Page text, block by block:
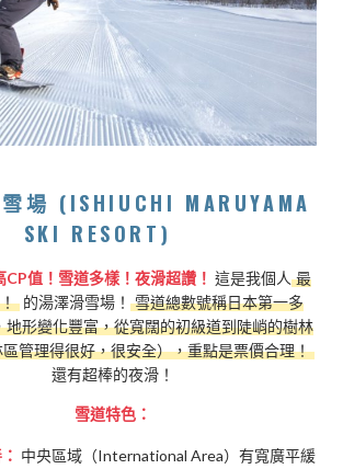
場 (ISHIUCHI MARUYAMA
SKI RESORT)
值！雪道多樣！夜滑超讚！ 這是我個人 最
的湯澤滑雪場！ 雪道總數號稱日本第一多
地形變化豐富，從寬闊的初級道到陡峭的樹林
管理得很好，很安全），重點是票價合理！
還有超棒的夜滑！
雪道特色：
中央區域（International Area）有寬廣平緩